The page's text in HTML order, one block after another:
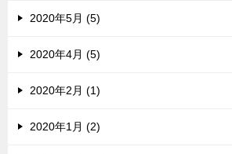
2020年5月 (5)
2020年4月 (5)
2020年2月 (1)
2020年1月 (2)